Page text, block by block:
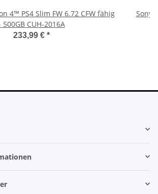
4™ PS4 Slim FW 6.72 CFW fähig
500GB CUH-2016A
233,99 € *
Sony